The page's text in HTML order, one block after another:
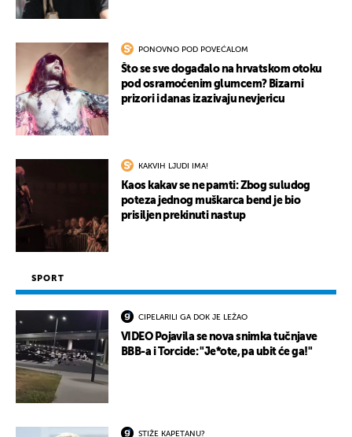
PONOVNO POD POVEĆALOM
Što se sve događalo na hrvatskom otoku
pod osramoćenim glumcem? Bizarni
prizori i danas izazivaju nevjericu
KAKVIH LJUDI IMA!
Kaos kakav se ne pamti: Zbog suludog
poteza jednog muškarca bend je bio
prisiljen prekinuti nastup
SPORT
CIPELARILI GA DOK JE LEŽAO
VIDEO Pojavila se nova snimka tučnjave
BBB-a i Torcide: "Je*ote, pa ubit će ga!"
STIŽE KAPETANU?